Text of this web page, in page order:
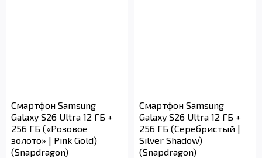
Смартфон Samsung
Galaxy S26 Ultra 12 ГБ +
256 ГБ («Розовое
золото» | Pink Gold)
(Snapdragon)
Смартфон Samsung
Galaxy S26 Ultra 12 ГБ +
256 ГБ (Серебристый |
Silver Shadow)
(Snapdragon)